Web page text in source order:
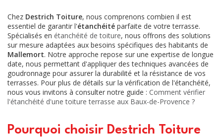
Chez Destrich Toiture, nous comprenons combien il est
essentiel de garantir l'étanchéité parfaite de votre terrasse.
Spécialisés en étanchéité de toiture, nous offrons des solutions
sur mesure adaptées aux besoins spécifiques des habitants de
Mallemort. Notre approche repose sur une expertise de longue
date, nous permettant d'appliquer des techniques avancées de
goudronnage pour assurer la durabilité et la résistance de vos
terrasses. Pour plus de détails sur la vérification de l'étanchéité,
nous vous invitons à consulter notre guide : Comment vérifier
l'étanchéité d'une toiture terrasse aux Baux-de-Provence ?
Pourquoi choisir Destrich Toiture